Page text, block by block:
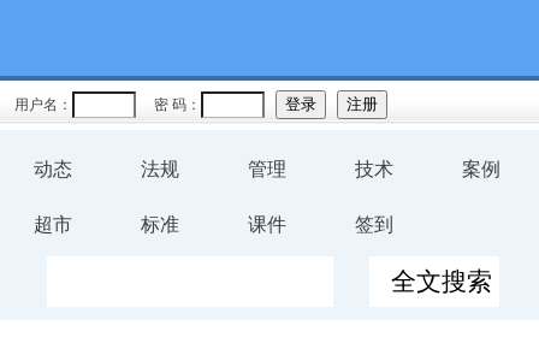
用户名： 密 码：
动态 法规 管理 技术 案例
超市 标准 课件 签到